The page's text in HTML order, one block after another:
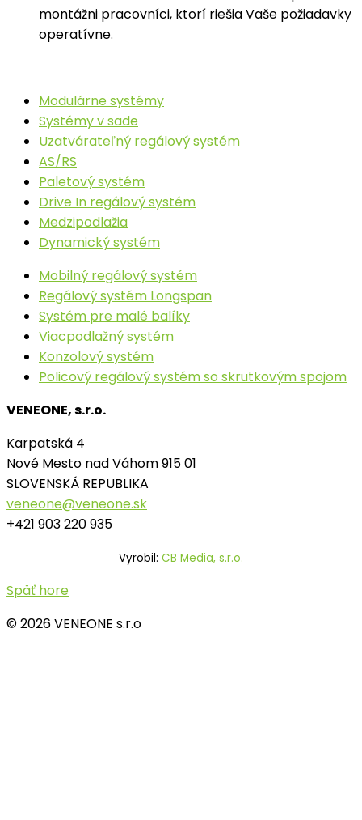
montážni pracovníci, ktorí riešia Vaše požiadavky
operatívne.
Modulárne systémy
Systémy v sade
Uzatvárateľný regálový systém
AS/RS
Paletový systém
Drive In regálový systém
Medzipodlažia
Dynamický systém
Mobilný regálový systém
Regálový systém Longspan
Systém pre malé balíky
Viacpodlažný systém
Konzolový systém
Policový regálový systém so skrutkovým spojom
VENEONE, s.r.o.
Karpatská 4
Nové Mesto nad Váhom 915 01
SLOVENSKÁ REPUBLIKA
veneone@veneone.sk
+421 903 220 935
Vyrobil: CB Media, s.r.o.
Späť hore
© 2026 VENEONE s.r.o